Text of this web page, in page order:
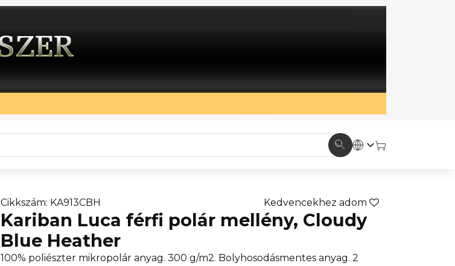
Cikkszám: KA913CBH Kedvencekhez adom
Kariban Luca férfi polár mellény, Cloudy
Blue Heather
100% poliészter mikropolár anyag. 300 g/m2. Bolyhosodásmentes anyag. 2